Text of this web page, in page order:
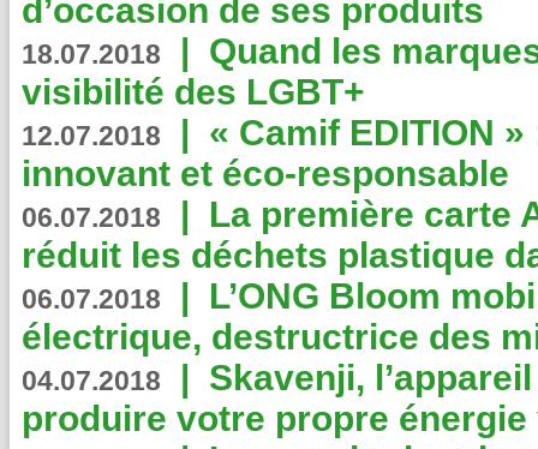
d’occasion de ses produits
18.07.2018 | Quand les
visibilité des LGBT+
12.07.2018 | « Camif EDITION
innovant et éco-responsable
06.07.2018 | La première carte
réduit les déchets plastique
06.07.2018 | L’ONG Bloom
électrique, destructrice des
04.07.2018 | Skavenji,
produire votre propre